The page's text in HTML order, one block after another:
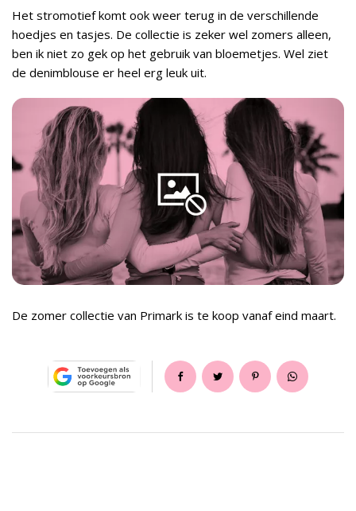
Het stromotief komt ook weer terug in de verschillende
hoedjes en tasjes. De collectie is zeker wel zomers alleen,
ben ik niet zo gek op het gebruik van bloemetjes. Wel ziet
de denimblouse er heel erg leuk uit.
De zomer collectie van Primark is te koop vanaf eind maart.